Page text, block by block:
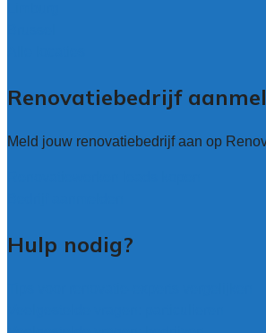
Renovatiebedrijf
Meld jouw renovatiebedrijf aan op
Hulp nodig?